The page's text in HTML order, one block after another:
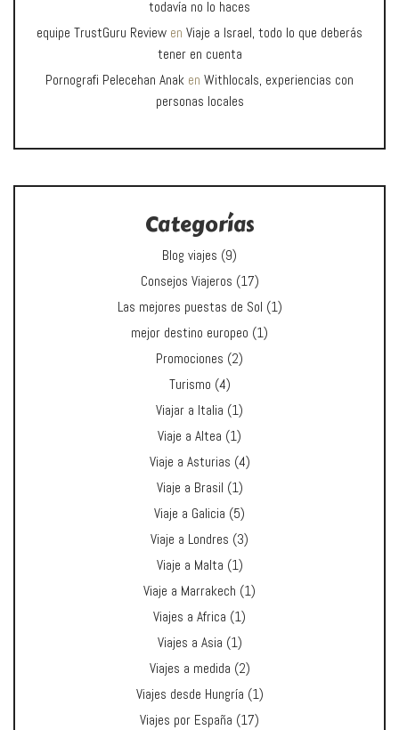
todavía no lo haces
equipe TrustGuru Review en Viaje a Israel, todo lo que deberás
tener en cuenta
Pornografi Pelecehan Anak en Withlocals, experiencias con
personas locales
Categorías
Blog viajes (9)
Consejos Viajeros (17)
Las mejores puestas de Sol (1)
mejor destino europeo (1)
Promociones (2)
Turismo (4)
Viajar a Italia (1)
Viaje a Altea (1)
Viaje a Asturias (4)
Viaje a Brasil (1)
Viaje a Galicia (5)
Viaje a Londres (3)
Viaje a Malta (1)
Viaje a Marrakech (1)
Viajes a Africa (1)
Viajes a Asia (1)
Viajes a medida (2)
Viajes desde Hungría (1)
Viajes por España (17)